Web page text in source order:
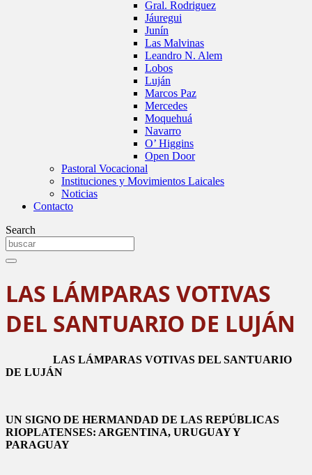
Gral. Rodriguez
Jáuregui
Junín
Las Malvinas
Leandro N. Alem
Lobos
Luján
Marcos Paz
Mercedes
Moquehuá
Navarro
O’ Higgins
Open Door
Pastoral Vocacional
Instituciones y Movimientos Laicales
Noticias
Contacto
Search
LAS LÁMPARAS VOTIVAS
DEL SANTUARIO DE LUJÁN
LAS LÁMPARAS VOTIVAS DEL SANTUARIO
DE LUJÁN
UN SIGNO DE HERMANDAD DE LAS REPÚBLICAS
RIOPLATENSES: ARGENTINA, URUGUAY Y
PARAGUAY